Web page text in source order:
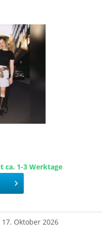
ca. 1-3 Werktage
17. Oktober 2026